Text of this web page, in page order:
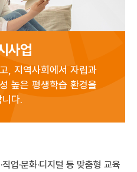
사업
, 지역사회에서 자립과
높은 평생학습 환경을
다.
업·문화·디지털 등 맞춤형 교육